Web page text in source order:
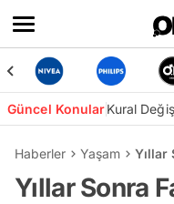
Güncel KonularKural
Haberler Yaşam Yıllar
Yıllar Sonra